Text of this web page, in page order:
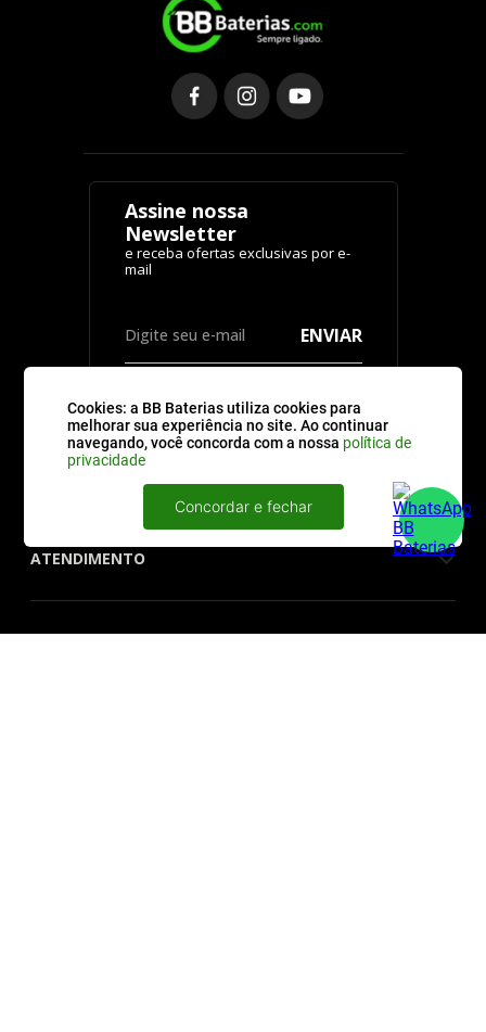
Cookies: a BB Baterias utiliza cookies para
melhorar sua experiência no site. Ao continuar
navegando, você concorda com a nossa política de
privacidade
Concordar e fechar
Assine nossa
Newsletter
ENVIAR
CATEGORIAS
ATENDIMENTO